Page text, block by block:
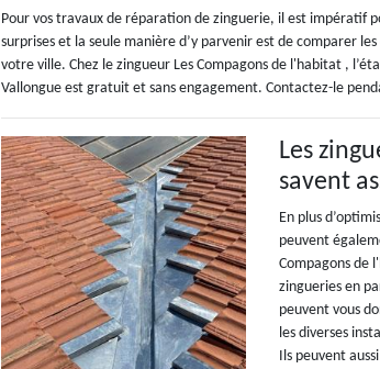
Pour vos travaux de réparation de zinguerie, il est impératif
surprises et la seule manière d’y parvenir est de comparer
votre ville. Chez le zingueur Les Compagons de l'habitat ,
Vallongue est gratuit et sans engagement. Contactez-le
Les
savent
En plus
peuvent
Compagons de
zingueries en
peuvent vous
les diverses
Ils peuvent